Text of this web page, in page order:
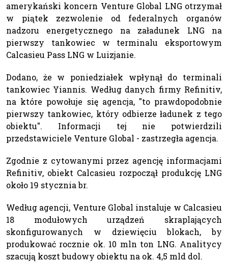
amerykański koncern Venture Global LNG otrzymał
w piątek zezwolenie od federalnych organów
nadzoru energetycznego na załadunek LNG na
pierwszy tankowiec w terminalu eksportowym
Calcasieu Pass LNG w Luizjanie.
Dodano, że w poniedziałek wpłynął do terminali
tankowiec Yiannis. Według danych firmy Refinitiv,
na które powołuje się agencja, "to prawdopodobnie
pierwszy tankowiec, który odbierze ładunek z tego
obiektu". Informacji tej nie potwierdzili
przedstawiciele Venture Global - zastrzegła agencja.
Zgodnie z cytowanymi przez agencję informacjami
Refinitiv, obiekt Calcasieu rozpoczął produkcję LNG
około 19 stycznia br.
Według agencji, Venture Global instaluje w Calcasieu
18 modułowych urządzeń skraplających
skonfigurowanych w dziewięciu blokach, by
produkować rocznie ok. 10 mln ton LNG. Analitycy
szacują koszt budowy obiektu na ok. 4,5 mld dol.